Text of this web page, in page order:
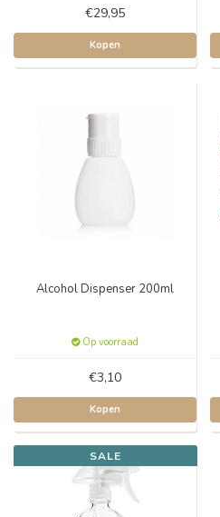
€29,95
Kopen
Alcohol Dispenser 200ml
Op voorraad
€3,10
Kopen
SALE